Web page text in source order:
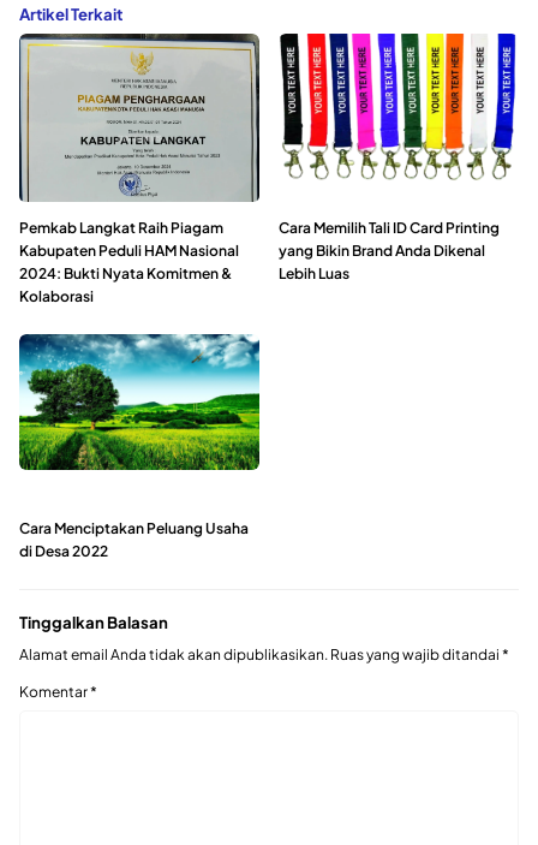
Artikel Terkait
Pemkab Langkat Raih Piagam
Kabupaten Peduli HAM Nasional
2024: Bukti Nyata Komitmen &
Kolaborasi
Cara Memilih Tali ID Card Printing
yang Bikin Brand Anda Dikenal
Lebih Luas
Cara Menciptakan Peluang Usaha
di Desa 2022
Tinggalkan Balasan
Alamat email Anda tidak akan dipublikasikan. Ruas yang wajib ditandai *
Komentar*